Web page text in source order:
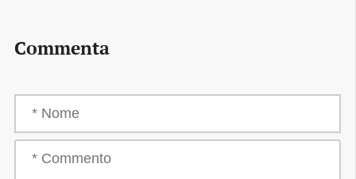
Commenta